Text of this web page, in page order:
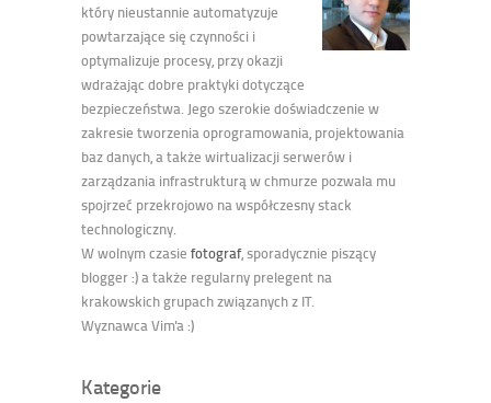
który nieustannie automatyzuje
powtarzające się czynności i
optymalizuje procesy, przy okazji
wdrażając dobre praktyki dotyczące
bezpieczeństwa. Jego szerokie doświadczenie w
zakresie tworzenia oprogramowania, projektowania
baz danych, a także wirtualizacji serwerów i
zarządzania infrastrukturą w chmurze pozwala mu
spojrzeć przekrojowo na współczesny stack
technologiczny.
W wolnym czasie fotograf, sporadycznie piszący
blogger :) a także regularny prelegent na
krakowskich grupach związanych z IT.
Wyznawca Vim'a :)
Kategorie